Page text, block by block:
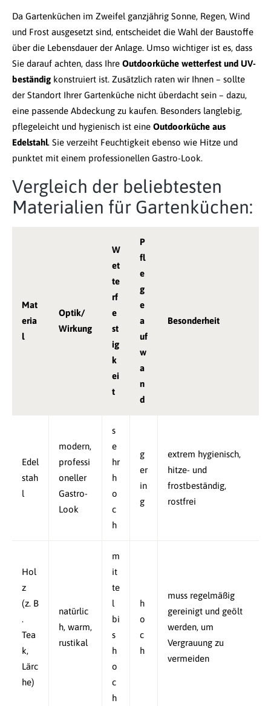
Da Gartenküchen im Zweifel ganzjährig Sonne, Regen, Wind
und Frost ausgesetzt sind, entscheidet die Wahl der Baustoffe
über die Lebensdauer der Anlage. Umso wichtiger ist es, dass
Sie darauf achten, dass Ihre Outdoorküche wetterfest und UV-
beständig konstruiert ist. Zusätzlich raten wir Ihnen – sollte
der Standort Ihrer Gartenküche nicht überdacht sein – dazu,
eine passende Abdeckung zu kaufen. Besonders langlebig,
pflegeleicht und hygienisch ist eine Outdoorküche aus
Edelstahl. Sie verzeiht Feuchtigkeit ebenso wie Hitze und
punktet mit einem professionellen Gastro-Look.
Vergleich der beliebtesten
Materialien für Gartenküchen:
Mat
eria
l
Optik/
Wirkung
W
et
te
rf
e
st
ig
k
ei
t
P
fl
e
g
e
a
uf
w
a
n
d
Besonderheit
Edel
stah
l
modern,
professi
oneller
Gastro-
Look
s
e
hr
h
o
c
h
g
er
in
g
extrem hygienisch,
hitze- und
frostbeständig,
rostfrei
Hol
z
(z. B
.
Tea
k,
Lärc
he)
natürlic
h, warm,
rustikal
m
it
te
l
bi
s
h
o
c
h
h
o
c
h
muss regelmäßig
gereinigt und geölt
werden, um
Vergrauung zu
vermeiden